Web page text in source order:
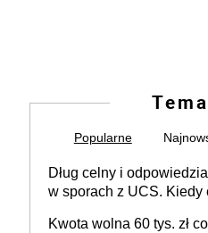
Popularne
Dług celny i
w sporach z UCS. Kiedy
Kwota wolna 60 tys. zł